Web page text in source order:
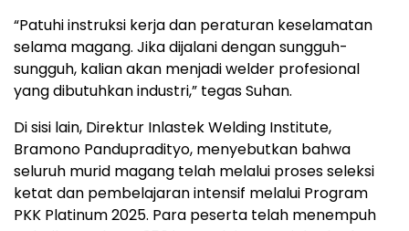
“Patuhi instruksi kerja dan peraturan keselamatan
selama magang. Jika dijalani dengan sungguh-
sungguh, kalian akan menjadi welder profesional
yang dibutuhkan industri,” tegas Suhan.
Di sisi lain, Direktur Inlastek Welding Institute,
Bramono Pandupradityo, menyebutkan bahwa
seluruh murid magang telah melalui proses seleksi
ketat dan pembelajaran intensif melalui Program
PKK Platinum 2025. Para peserta telah menempuh